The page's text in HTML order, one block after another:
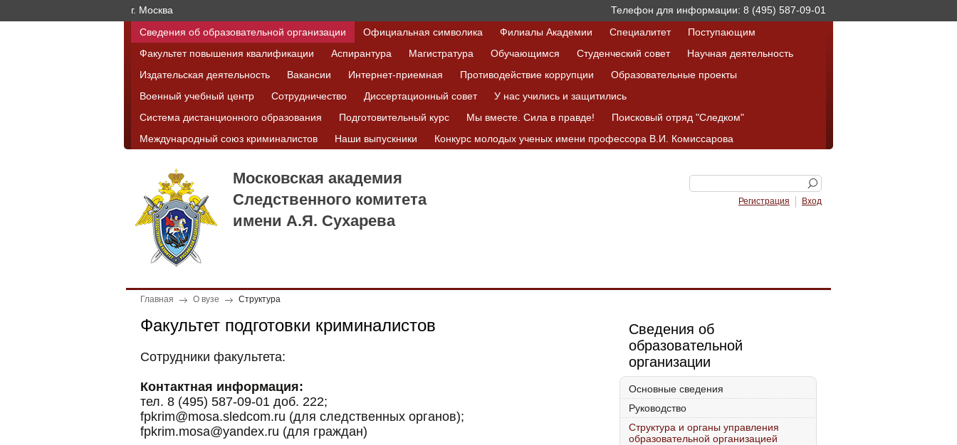
г. Москва
Телефон для информации: 8 (495) 587-09-01
Сведения об образовательной организации
Официальная символика Филиалы Академии Специалитет
Поступающим
Факультет повышения квалификации
Аспирантура Магистратура Обучающимся Студенческий совет
Научная деятельность
Издательская деятельность
Вакансии Интернет-приемная Противодействие коррупции
Образовательные проекты
Военный учебный центр
Сотрудничество Диссертационный совет
У нас учились и защитились
Система дистанционного образования
Подготовительный курс Мы вместе. Сила в правде!
Поисковый отряд "Следком"
Международный союз криминалистов
Наши выпускники Конкурс молодых ученых имени профессора В.И. Комиссарова
Московская академия
Следственного комитета
имени А.Я. Сухарева
Регистрация Вход
Главная О вузе Структура
Сведения об
образовательной
организации
Основные сведения
Руководство
Структура и органы управления
образовательной организацией
Факультет подготовки криминалистов
Сотрудники факультета:
Контактная информация:
тел. 8 (495) 587-09-01 доб. 222;
fpkrim@mosa.sledcom.ru (для следственных органов);
fpkrim.mosa@yandex.ru (для граждан)